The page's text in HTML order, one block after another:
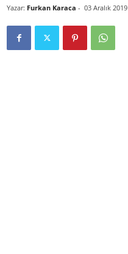
Yazar: Furkan Karaca - 03 Aralık 2019